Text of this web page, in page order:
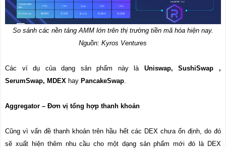
So sánh các nền tảng AMM lớn trên thị trường tiền mã hóa hiện nay.
Nguồn: Kyros Ventures
Các ví dụ của dạng sản phẩm này là Uniswap, SushiSwap ,
SerumSwap, MDEX hay PancakeSwap
Aggregator – Đơn vị tổng hợp thanh khoản
Cũng vì vấn đề thanh khoản trên hầu hết các DEX chưa ổn định, do đó
sẽ xuất hiện thêm nhu cầu cho một dạng sản phẩm mới đó là DEX